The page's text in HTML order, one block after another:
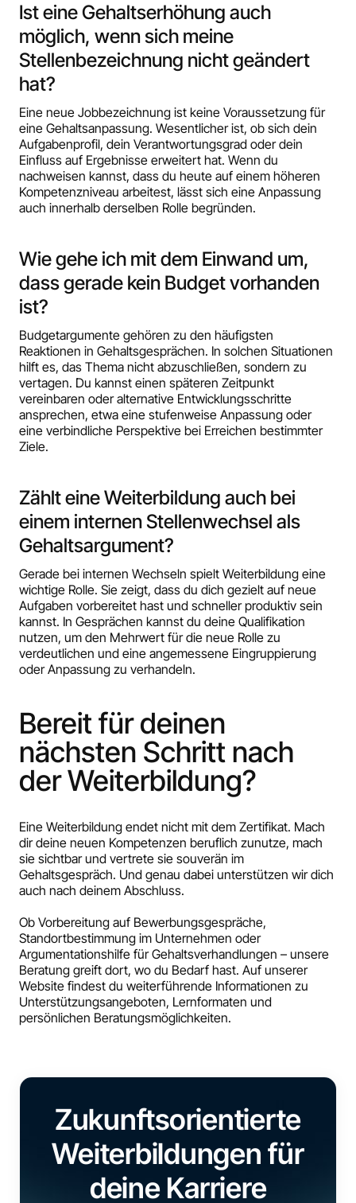
Ist eine Gehaltserhöhung auch
möglich, wenn sich meine
Stellenbezeichnung nicht geändert
hat?
Eine neue Jobbezeichnung ist keine Voraussetzung für
eine Gehaltsanpassung. Wesentlicher ist, ob sich dein
Aufgabenprofil, dein Verantwortungsgrad oder dein
Einfluss auf Ergebnisse erweitert hat. Wenn du
nachweisen kannst, dass du heute auf einem höheren
Kompetenzniveau arbeitest, lässt sich eine Anpassung
auch innerhalb derselben Rolle begründen.
Wie gehe ich mit dem Einwand um,
dass gerade kein Budget vorhanden
ist?
Budgetargumente gehören zu den häufigsten
Reaktionen in Gehaltsgesprächen. In solchen Situationen
hilft es, das Thema nicht abzuschließen, sondern zu
vertagen. Du kannst einen späteren Zeitpunkt
vereinbaren oder alternative Entwicklungsschritte
ansprechen, etwa eine stufenweise Anpassung oder
eine verbindliche Perspektive bei Erreichen bestimmter
Ziele.
Zählt eine Weiterbildung auch bei
einem internen Stellenwechsel als
Gehaltsargument?
Gerade bei internen Wechseln spielt Weiterbildung eine
wichtige Rolle. Sie zeigt, dass du dich gezielt auf neue
Aufgaben vorbereitet hast und schneller produktiv sein
kannst. In Gesprächen kannst du deine Qualifikation
nutzen, um den Mehrwert für die neue Rolle zu
verdeutlichen und eine angemessene Eingruppierung
oder Anpassung zu verhandeln.
Bereit für deinen
nächsten Schritt nach
der Weiterbildung?
Eine Weiterbildung endet nicht mit dem Zertifikat. Mach
dir deine neuen Kompetenzen beruflich zunutze, mach
sie sichtbar und vertrete sie souverän im
Gehaltsgespräch. Und genau dabei unterstützen wir dich
auch nach deinem Abschluss.
Ob Vorbereitung auf Bewerbungsgespräche,
Standortbestimmung im Unternehmen oder
Argumentationshilfe für Gehaltsverhandlungen – unsere
Beratung greift dort, wo du Bedarf hast. Auf unserer
Website findest du weiterführende Informationen zu
Unterstützungsangeboten, Lernformaten und
persönlichen Beratungsmöglichkeiten.
Zukunftsorientierte
Weiterbildungen für
deine Karriere